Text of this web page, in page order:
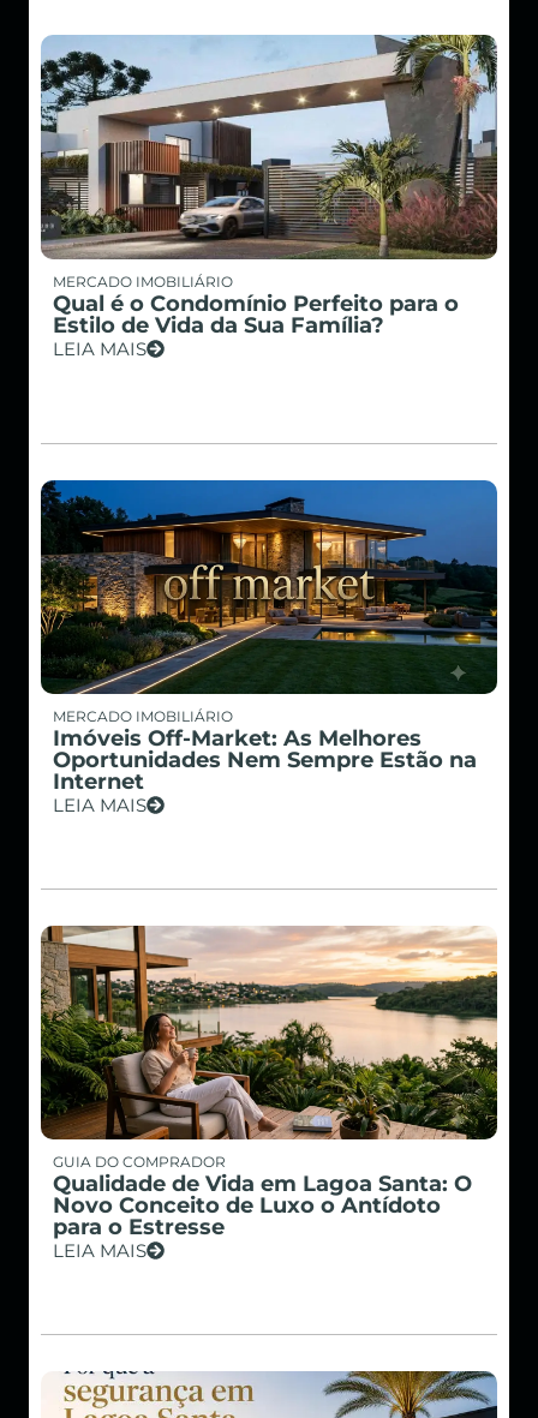
MERCADO IMOBILIÁRIO
Qual é o Condomínio Perfeito para o
Estilo de Vida da Sua Família?
LEIA MAIS
MERCADO IMOBILIÁRIO
Imóveis Off-Market: As Melhores
Oportunidades Nem Sempre Estão na
Internet
LEIA MAIS
GUIA DO COMPRADOR
Qualidade de Vida em Lagoa Santa: O
Novo Conceito de Luxo o Antídoto
para o Estresse
LEIA MAIS